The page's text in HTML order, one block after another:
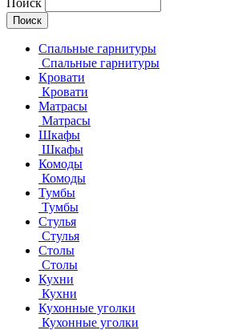
Поиск
Спальные гарнитуры
Спальные гарнитуры
Кровати
Кровати
Матрасы
Матрасы
Шкафы
Шкафы
Комоды
Комоды
Тумбы
Тумбы
Стулья
Стулья
Столы
Столы
Кухни
Кухни
Кухонные уголки
Кухонные уголки